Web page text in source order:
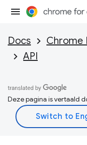
Docs Chrome
API
Deze pagina is vertaald